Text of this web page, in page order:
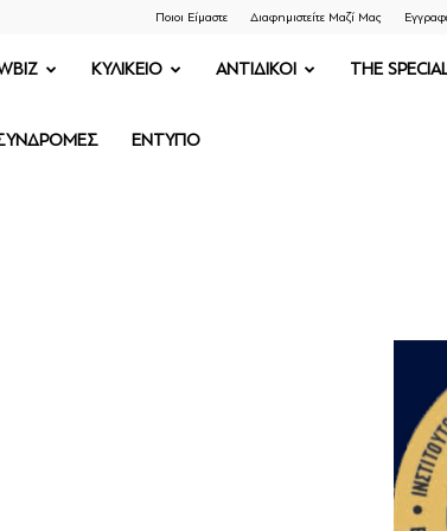
Ποιοι Είμαστε Διαφημιστείτε Μαζί Μας
ΚΥΛΙΚΕΙΟ ΑΝΤΙΔΙΚΟΙ THE
ΕΝΤΥΠΟ